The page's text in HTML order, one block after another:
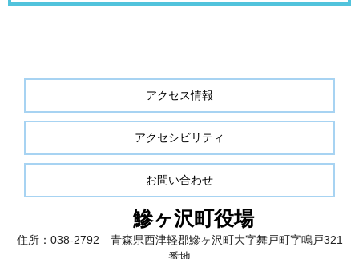
アクセス情報
アクセシビリティ
お問い合わせ
鰺ヶ沢町役場
住所：038-2792 青森県西津軽郡鰺ヶ沢町大字舞戸町字鳴戸321